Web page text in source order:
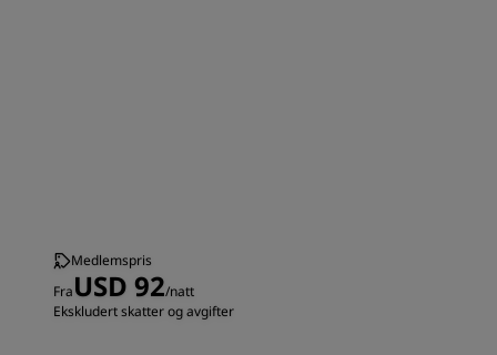
Medlemspris
FraUSD 92/natt
Ekskludert skatter og avgifter